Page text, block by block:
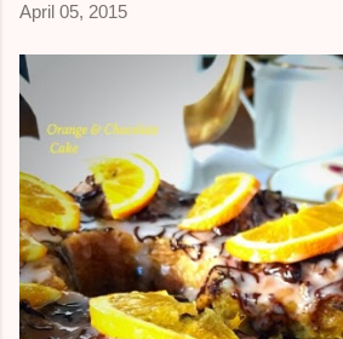
April 05, 2015